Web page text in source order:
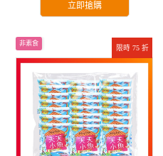
立即搶購
限時 75 折
非素食